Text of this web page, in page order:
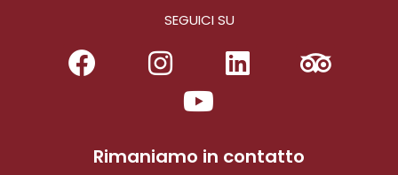
SEGUICI SU
Rimaniamo in contatto